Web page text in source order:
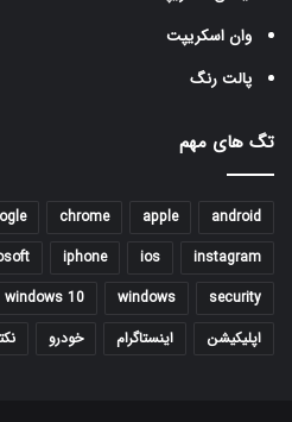
وان اسکریپت
پالت رنگ
تگ های مهم
android
apple
chrome
instagram
ios
iphone
security
windows
windows 10
اپلیکیشن
اینستاگرام خودرو